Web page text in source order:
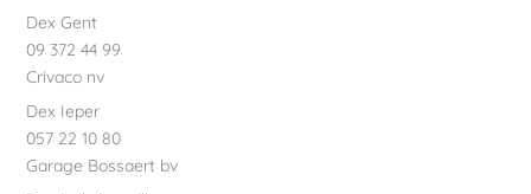
Dex Gent
09 372 44 99
Crivaco nv
Dex Ieper
057 22 10 80
Garage Bossaert bv